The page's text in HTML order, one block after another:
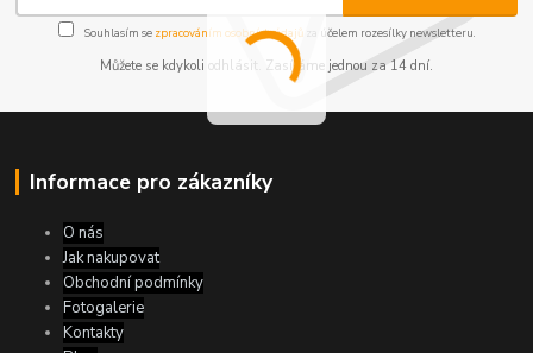
Souhlasím se zpracováním osobních údajůza účelem rozesílky newsletteru.
Můžete se kdykoli odhlásit. Zasíláme jednou za 14 dní.
Informace pro zákazníky
O nás
Jak nakupovat
Obchodní podmínky
Fotogalerie
Kontakty